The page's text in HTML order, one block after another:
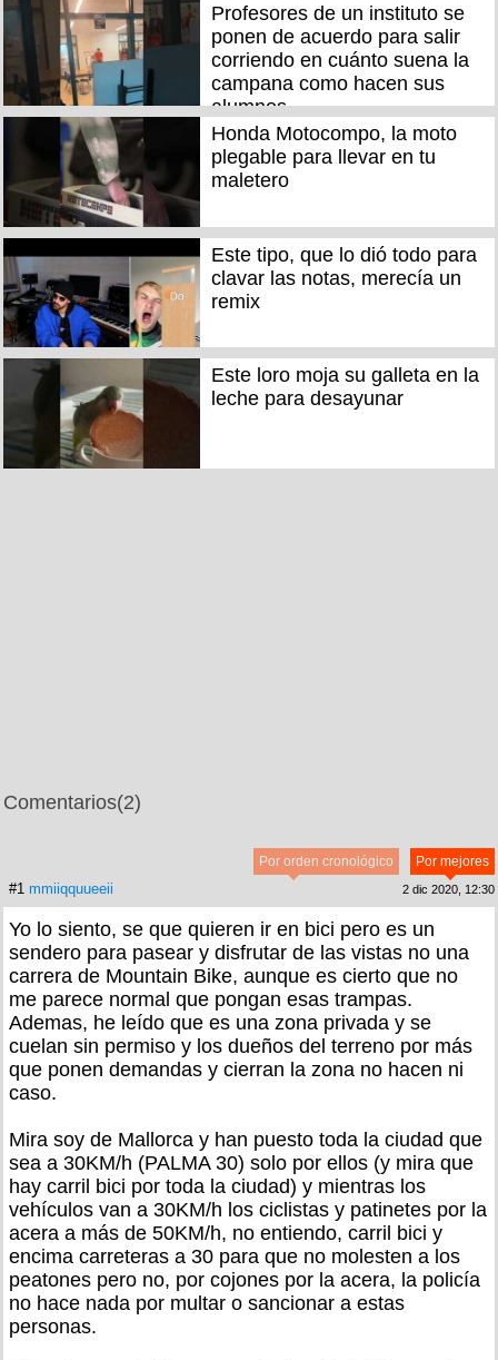
Profesores de un instituto se
ponen de acuerdo para salir
corriendo en cuánto suena la
campana como hacen sus
alumnos
Honda Motocompo, la moto
plegable para llevar en tu
maletero
Este tipo, que lo dió todo para
clavar las notas, merecía un
remix
Este loro moja su galleta en la
leche para desayunar
Comentarios(2)
Por mejores
Por orden cronológico
#1 mmiiqquueeii 2 dic 2020, 12:30
Yo lo siento, se que quieren ir en bici pero es un
sendero para pasear y disfrutar de las vistas no una
carrera de Mountain Bike, aunque es cierto que no
me parece normal que pongan esas trampas.
Ademas, he leído que es una zona privada y se
cuelan sin permiso y los dueños del terreno por más
que ponen demandas y cierran la zona no hacen ni
caso.
Mira soy de Mallorca y han puesto toda la ciudad que
sea a 30KM/h (PALMA 30) solo por ellos (y mira que
hay carril bici por toda la ciudad) y mientras los
vehículos van a 30KM/h los ciclistas y patinetes por la
acera a más de 50KM/h, no entiendo, carril bici y
encima carreteras a 30 para que no molesten a los
peatones pero no, por cojones por la acera, la policía
no hace nada por multar o sancionar a estas
personas.